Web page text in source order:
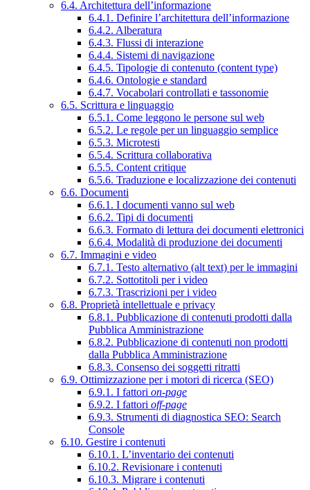
6.4. Architettura dell’informazione
6.4.1. Definire l’architettura dell’informazione
6.4.2. Alberatura
6.4.3. Flussi di interazione
6.4.4. Sistemi di navigazione
6.4.5. Tipologie di contenuto (content type)
6.4.6. Ontologie e standard
6.4.7. Vocabolari controllati e tassonomie
6.5. Scrittura e linguaggio
6.5.1. Come leggono le persone sul web
6.5.2. Le regole per un linguaggio semplice
6.5.3. Microtesti
6.5.4. Scrittura collaborativa
6.5.5. Content critique
6.5.6. Traduzione e localizzazione dei contenuti
6.6. Documenti
6.6.1. I documenti vanno sul web
6.6.2. Tipi di documenti
6.6.3. Formato di lettura dei documenti elettronici
6.6.4. Modalità di produzione dei documenti
6.7. Immagini e video
6.7.1. Testo alternativo (alt text) per le immagini
6.7.2. Sottotitoli per i video
6.7.3. Trascrizioni per i video
6.8. Proprietà intellettuale e privacy
6.8.1. Pubblicazione di contenuti prodotti dalla
Pubblica Amministrazione
6.8.2. Pubblicazione di contenuti non prodotti
dalla Pubblica Amministrazione
6.8.3. Consenso dei soggetti ritratti
6.9. Ottimizzazione per i motori di ricerca (SEO)
6.9.1. I fattori on-page
6.9.2. I fattori off-page
6.9.3. Strumenti di diagnostica SEO: Search
Console
6.10. Gestire i contenuti
6.10.1. L’inventario dei contenuti
6.10.2. Revisionare i contenuti
6.10.3. Migrare i contenuti